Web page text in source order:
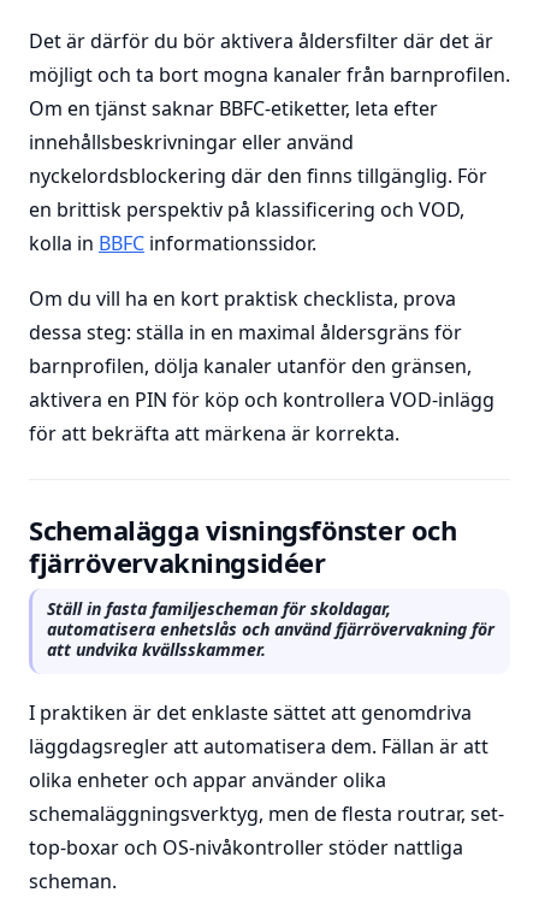
Det är därför du bör aktivera åldersfilter där det är
möjligt och ta bort mogna kanaler från barnprofilen.
Om en tjänst saknar BBFC-etiketter, leta efter
innehållsbeskrivningar eller använd
nyckelordsblockering där den finns tillgänglig. För
en brittisk perspektiv på klassificering och VOD,
kolla in BBFC informationssidor.
Om du vill ha en kort praktisk checklista, prova
dessa steg: ställa in en maximal åldersgräns för
barnprofilen, dölja kanaler utanför den gränsen,
aktivera en PIN för köp och kontrollera VOD-inlägg
för att bekräfta att märkena är korrekta.
Schemalägga visningsfönster och
fjärrövervakningsidéer
Ställ in fasta familjescheman för skoldagar,
automatisera enhetslås och använd fjärrövervakning för
att undvika kvällsskammer.
I praktiken är det enklaste sättet att genomdriva
läggdagsregler att automatisera dem. Fällan är att
olika enheter och appar använder olika
schemaläggningsverktyg, men de flesta routrar, set-
top-boxar och OS-nivåkontroller stöder nattliga
scheman.